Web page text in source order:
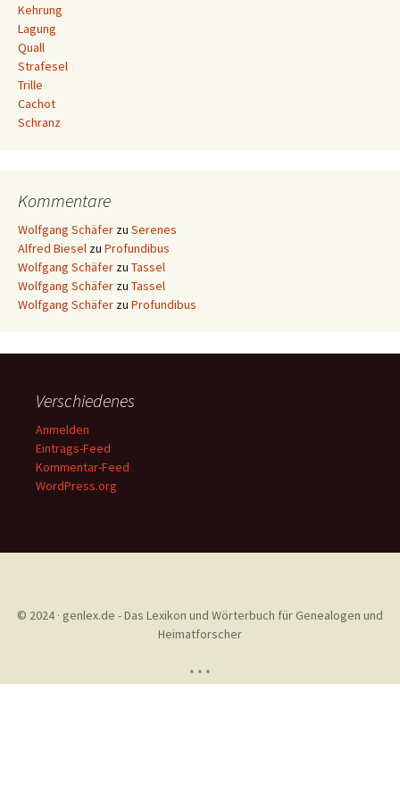
Kehrung
Lagung
Quall
Strafesel
Trille
Cachot
Schranz
Kommentare
Wolfgang Schäfer zu Serenes
Alfred Biesel zu Profundibus
Wolfgang Schäfer zu Tassel
Wolfgang Schäfer zu Tassel
Wolfgang Schäfer zu Profundibus
Verschiedenes
Anmelden
Eintrags-Feed
Kommentar-Feed
WordPress.org
© 2024 · genlex.de - Das Lexikon und Wörterbuch für Genealogen und
Heimatforscher
* * *